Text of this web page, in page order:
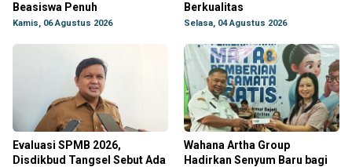
Beasiswa Penuh
Kamis, 06 Agustus 2026
Berkualitas
Selasa, 04 Agustus 2026
Evaluasi SPMB 2026,
Disdikbud Tangsel Sebut Ada
Wahana Artha Group
Hadirkan Senyum Baru bagi